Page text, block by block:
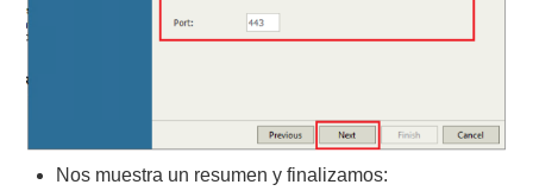
Nos muestra un resumen y finalizamos: